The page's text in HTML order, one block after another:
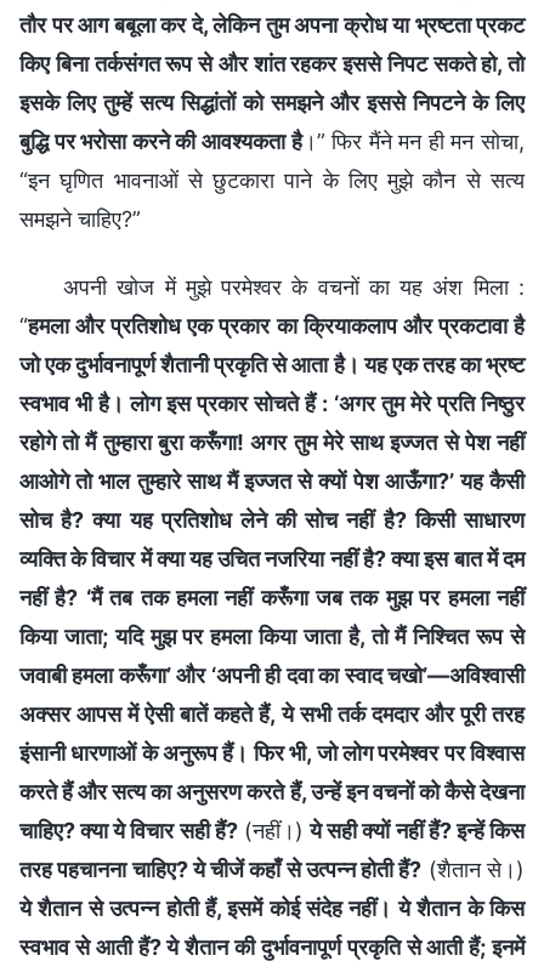
तौर पर आग बबूला कर दे, लेकिन तुम अपना क्रोध या भ्रष्टता प्रकट
किए बिना तर्कसंगत रूप से और शांत रहकर इससे निपट सकते हो, तो
इसके लिए तुम्हें सत्य सिद्धांतों को समझने और इससे निपटने के लिए
बुद्धि पर भरोसा करने की आवश्यकता है।” फिर मैंने मन ही मन सोचा,
“इन घृणित भावनाओं से छुटकारा पाने के लिए मुझे कौन से सत्य
समझने चाहिए?”
अपनी खोज में मुझे परमेश्वर के वचनों का यह अंश मिला :
“हमला और प्रतिशोध एक प्रकार का क्रियाकलाप और प्रकटावा है
जो एक दुर्भावनापूर्ण शैतानी प्रकृति से आता है। यह एक तरह का भ्रष्ट
स्वभाव भी है। लोग इस प्रकार सोचते हैं : ‘अगर तुम मेरे प्रति निष्ठुर
रहोगे तो मैं तुम्हारा बुरा करूँगा! अगर तुम मेरे साथ इज्जत से पेश नहीं
आओगे तो भाल तुम्हारे साथ मैं इज्जत से क्यों पेश आऊँगा?’ यह कैसी
सोच है? क्या यह प्रतिशोध लेने की सोच नहीं है? किसी साधारण
व्यक्ति के विचार में क्या यह उचित नजरिया नहीं है? क्या इस बात में दम
नहीं है? ‘मैं तब तक हमला नहीं करूँगा जब तक मुझ पर हमला नहीं
किया जाता; यदि मुझ पर हमला किया जाता है, तो मैं निश्चित रूप से
जवाबी हमला करूँगा’ और ‘अपनी ही दवा का स्वाद चखो’—अविश्वासी
अक्सर आपस में ऐसी बातें कहते हैं, ये सभी तर्क दमदार और पूरी तरह
इंसानी धारणाओं के अनुरूप हैं। फिर भी, जो लोग परमेश्वर पर विश्वास
करते हैं और सत्य का अनुसरण करते हैं, उन्हें इन वचनों को कैसे देखना
चाहिए? क्या ये विचार सही हैं?(नहीं।)ये सही क्यों नहीं हैं? इन्हें किस
तरह पहचानना चाहिए? ये चीजें कहाँ से उत्पन्न होती हैं? (शैतान से।)
ये शैतान से उत्पन्न होती हैं, इसमें कोई संदेह नहीं। ये शैतान के किस
स्वभाव से आती हैं? ये शैतान की दुर्भावनापूर्ण प्रकृति से आती हैं; इनमें